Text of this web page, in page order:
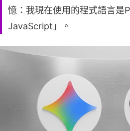
憶：我現在使用的程式語言是
JavaScript」。